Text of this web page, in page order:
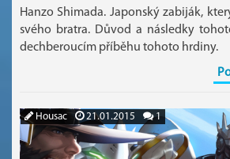
Hanzo Shimada. Japonský zabiják,
svého bratra. Důvod a následky
dechberoucím příběhu tohoto hrdiny.
Housac 21.01.2015 1